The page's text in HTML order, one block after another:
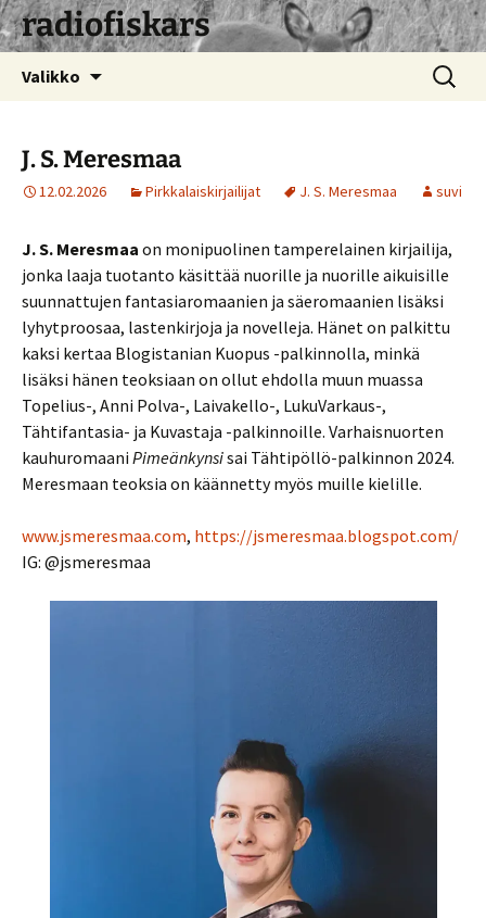
radiofiskars
Valikko Haku:
J. S. Meresmaa
12.02.2026 Pirkkalaiskirjailijat J. S. Meresmaa suvi
J. S. Meresmaa on monipuolinen tamperelainen kirjailija,
jonka laaja tuotanto käsittää nuorille ja nuorille aikuisille
suunnattujen fantasiaromaanien ja säeromaanien lisäksi
lyhytproosaa, lastenkirjoja ja novelleja. Hänet on palkittu
kaksi kertaa Blogistanian Kuopus -palkinnolla, minkä
lisäksi hänen teoksiaan on ollut ehdolla muun muassa
Topelius-, Anni Polva-, Laivakello-, LukuVarkaus-,
Tähtifantasia- ja Kuvastaja -palkinnoille. Varhaisnuorten
kauhuromaani Pimeänkynsisai Tähtipöllö-palkinnon 2024.
Meresmaan teoksia on käännetty myös muille kielille.
www.jsmeresmaa.com, https://jsmeresmaa.blogspot.com/
IG: @jsmeresmaa